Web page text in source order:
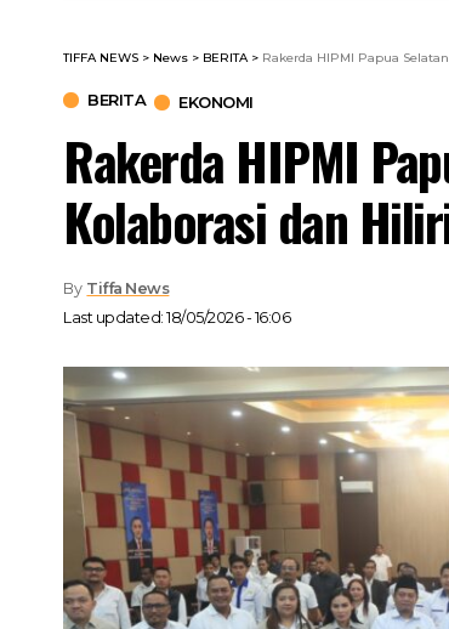
TIFFA NEWS > News > BERITA> Rakerda HIPMI Papua
BERITA EKONOMI
Rakerda HIPMI
Kolaborasi dan
Last updated: 18/05/2026 - 16:06
By Tiffa News